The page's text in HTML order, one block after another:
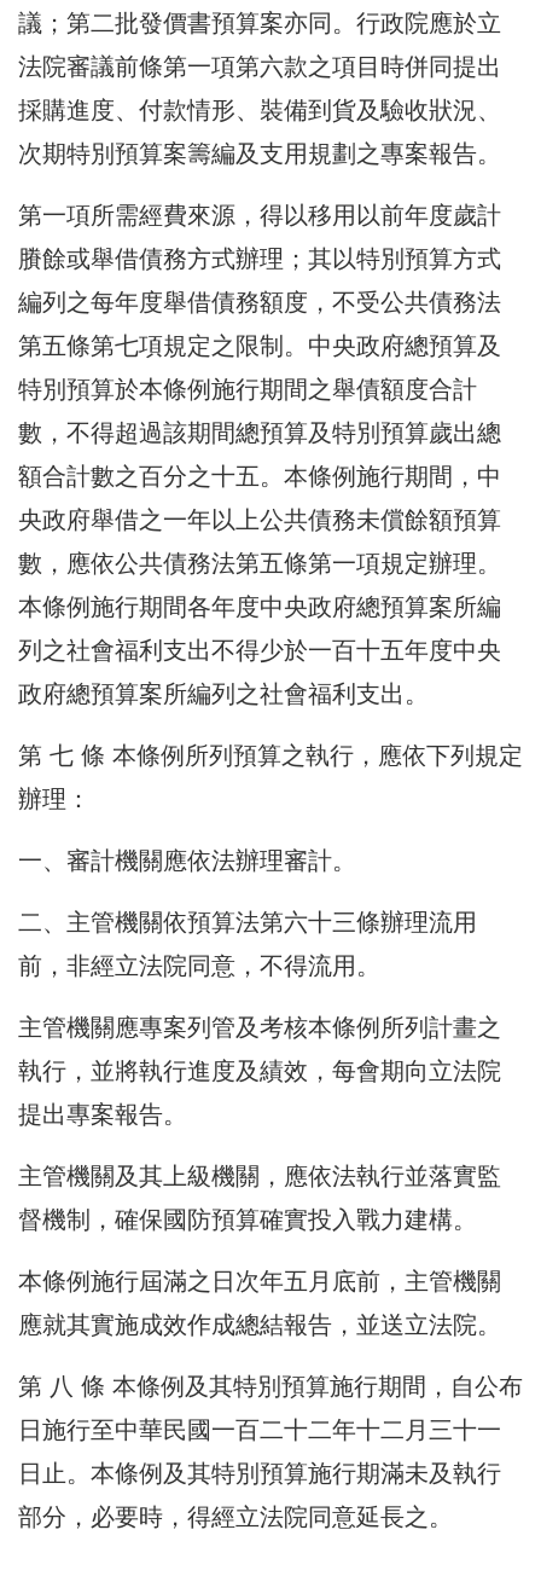
議；第二批發價書預算案亦同。行政院應於立
法院審議前條第一項第六款之項目時併同提出
採購進度、付款情形、裝備到貨及驗收狀況、
次期特別預算案籌編及支用規劃之專案報告。
第一項所需經費來源，得以移用以前年度歲計
賸餘或舉借債務方式辦理；其以特別預算方式
編列之每年度舉借債務額度，不受公共債務法
第五條第七項規定之限制。中央政府總預算及
特別預算於本條例施行期間之舉債額度合計
數，不得超過該期間總預算及特別預算歲出總
額合計數之百分之十五。本條例施行期間，中
央政府舉借之一年以上公共債務未償餘額預算
數，應依公共債務法第五條第一項規定辦理。
本條例施行期間各年度中央政府總預算案所編
列之社會福利支出不得少於一百十五年度中央
政府總預算案所編列之社會福利支出。
第 七 條 本條例所列預算之執行，應依下列規定
辦理：
一、審計機關應依法辦理審計。
二、主管機關依預算法第六十三條辦理流用
前，非經立法院同意，不得流用。
主管機關應專案列管及考核本條例所列計畫之
執行，並將執行進度及績效，每會期向立法院
提出專案報告。
主管機關及其上級機關，應依法執行並落實監
督機制，確保國防預算確實投入戰力建構。
本條例施行屆滿之日次年五月底前，主管機關
應就其實施成效作成總結報告，並送立法院。
第 八 條 本條例及其特別預算施行期間，自公布
日施行至中華民國一百二十二年十二月三十一
日止。本條例及其特別預算施行期滿未及執行
部分，必要時，得經立法院同意延長之。